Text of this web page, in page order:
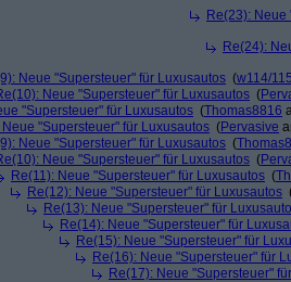
Re(23):
Re(24):
Neue "Supersteuer" für Luxusautos (w114/
Neue "Supersteuer" für Luxusautos (
"Supersteuer" für Luxusautos (Thomas8816
Neue "Supersteuer" für Luxusautos (Pervasive
Neue "Supersteuer" für Luxusautos (
Neue "Supersteuer" für Luxusautos (
Re(11): Neue "Supersteuer" für Luxusautos (
Re(12): Neue "Supersteuer" für Luxusautos
Re(13): Neue "Supersteuer" für
Re(14): Neue "Supersteuer" für
Re(15): Neue "Supersteuer" für
Re(16): Neue "Supersteuer" für
Re(17): Neue "Supersteuer"